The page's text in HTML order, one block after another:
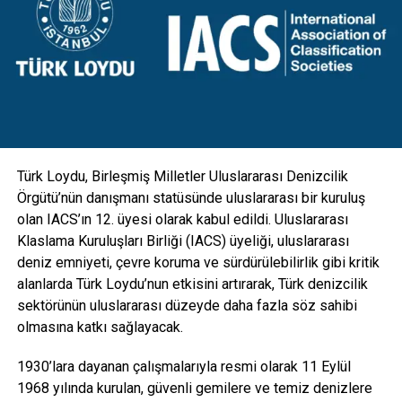
tasarruf sağlayan özellikleri ile dikkat çekiyor.
ANAHTAR KELIMELER: PROFILO RED DOT ÖDÜLLERI
Kayıp mesajlarınızı kurtarın!
editor
konsol ile birlikte hareketli armatür mekanizmalarıyla
donatıldı. Aydınlatmanın yanı sıra kamera, GSM, hoparlör
gibi ekipmanlarla da entegre edilebilecek esneklikte
Türk Loydu, Birleşmiş Milletler Uluslararası Denizcilik
Örgütü’nün danışmanı statüsünde uluslararası bir kuruluş
olan IACS’ın 12. üyesi olarak kabul edildi. Uluslararası
Klaslama Kuruluşları Birliği (IACS) üyeliği, uluslararası
deniz emniyeti, çevre koruma ve sürdürülebilirlik gibi kritik
alanlarda Türk Loydu’nun etkisini artırarak, Türk denizcilik
sektörünün uluslararası düzeyde daha fazla söz sahibi
olmasına katkı sağlayacak.
1930’lara dayanan çalışmalarıyla resmi olarak 11 Eylül
1968 yılında kurulan, güvenli gemilere ve temiz denizlere